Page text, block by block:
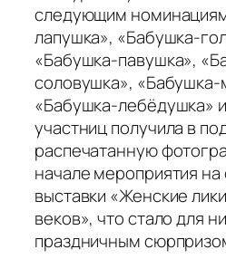
следующим
лапушка», «Бабушка-
«Бабушка-павушка»,
соловушка», «Бабушка-
«Бабушка-лебёдушка»
участниц получила в
распечатанную
начале мероприятия
выставки «Женские
веков», что стало для
праздничным